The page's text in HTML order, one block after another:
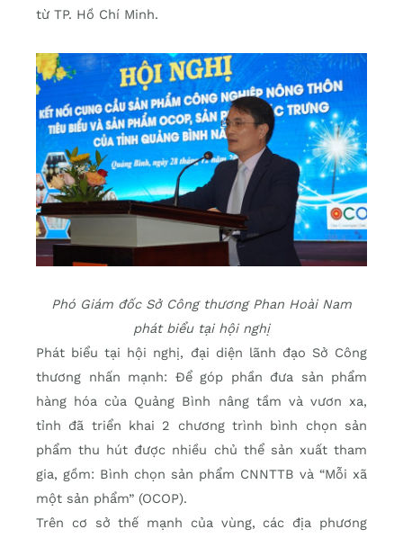
từ TP. Hồ Chí Minh.
Phó Giám đốc Sở Công thương Phan Hoài Nam
phát biểu tại hội nghị
Phát biểu tại hội nghị, đại diện lãnh đạo Sở Công
thương nhấn mạnh: Để góp phần đưa sản phẩm
hàng hóa của Quảng Bình nâng tầm và vươn xa,
tỉnh đã triển khai 2 chương trình bình chọn sản
phẩm thu hút được nhiều chủ thể sản xuất tham
gia, gồm: Bình chọn sản phẩm CNNTTB và “Mỗi xã
một sản phẩm” (OCOP).
Trên cơ sở thế mạnh của vùng, các địa phương